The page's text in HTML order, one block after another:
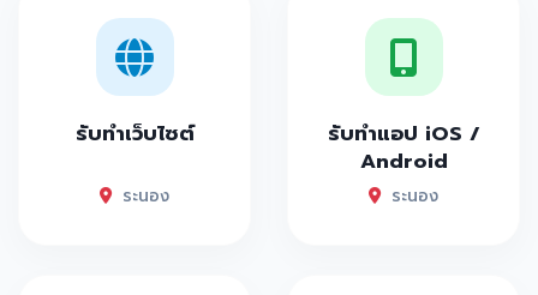
รับทำเว็บไซต์
ระนอง
รับทำแอป iOS /
Android
ระนอง